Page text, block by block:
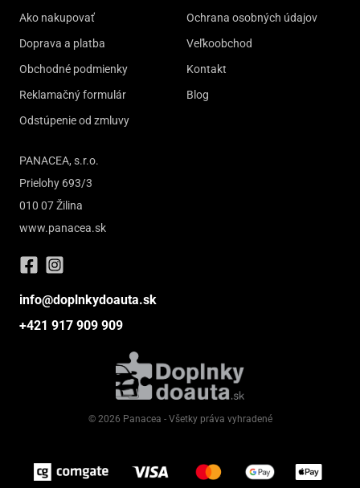
Ako nakupovať
Doprava a platba
Obchodné podmienky
Reklamačný formulár
Odstúpenie od zmluvy
Ochrana osobných údajov
Veľkoobchod
Kontakt
Blog
PANACEA, s.r.o.
Prielohy 693/3
010 07 Žilina
www.panacea.sk
info@doplnkydoauta.sk
+421 917 909 909
© 2026 Panacea - Všetky práva vyhradené